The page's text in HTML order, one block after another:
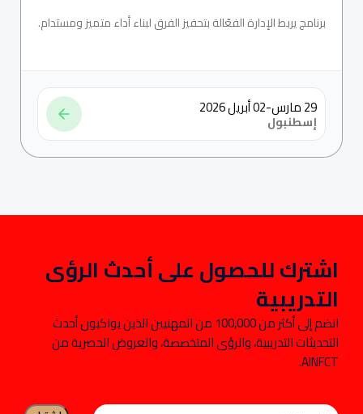
برنامج يربط الإدارة الفعّالة بتحفيز الفرق لبناء أداء متميز ومستدام.
29 مارس-02 أبريل 2026
إسطنبول
اشترك للحصول على أحدث الرؤى
التدريبية
انضم إلى أكثر من 100,000 من المهنيين الذين يواكبون أحدث
التحديثات التدريبية، والرؤى المتخصصة، والعروض الحصرية من
AINFCT.